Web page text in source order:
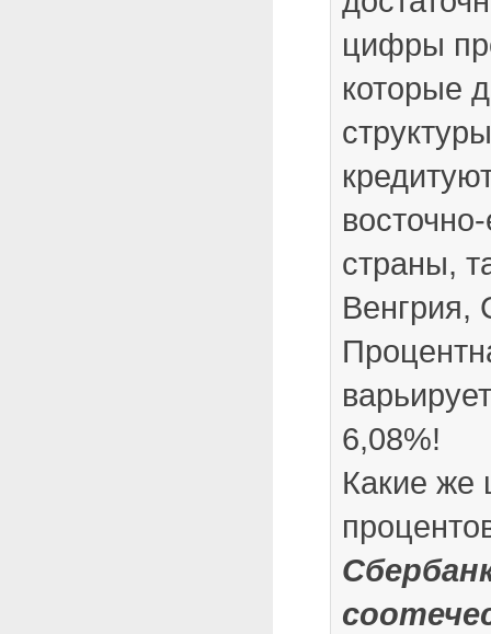
цифры
которые
страны,
Венгрия,
6,08%!
Какие же